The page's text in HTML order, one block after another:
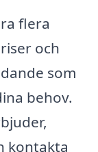
flera
och
som
behov.
kontakta